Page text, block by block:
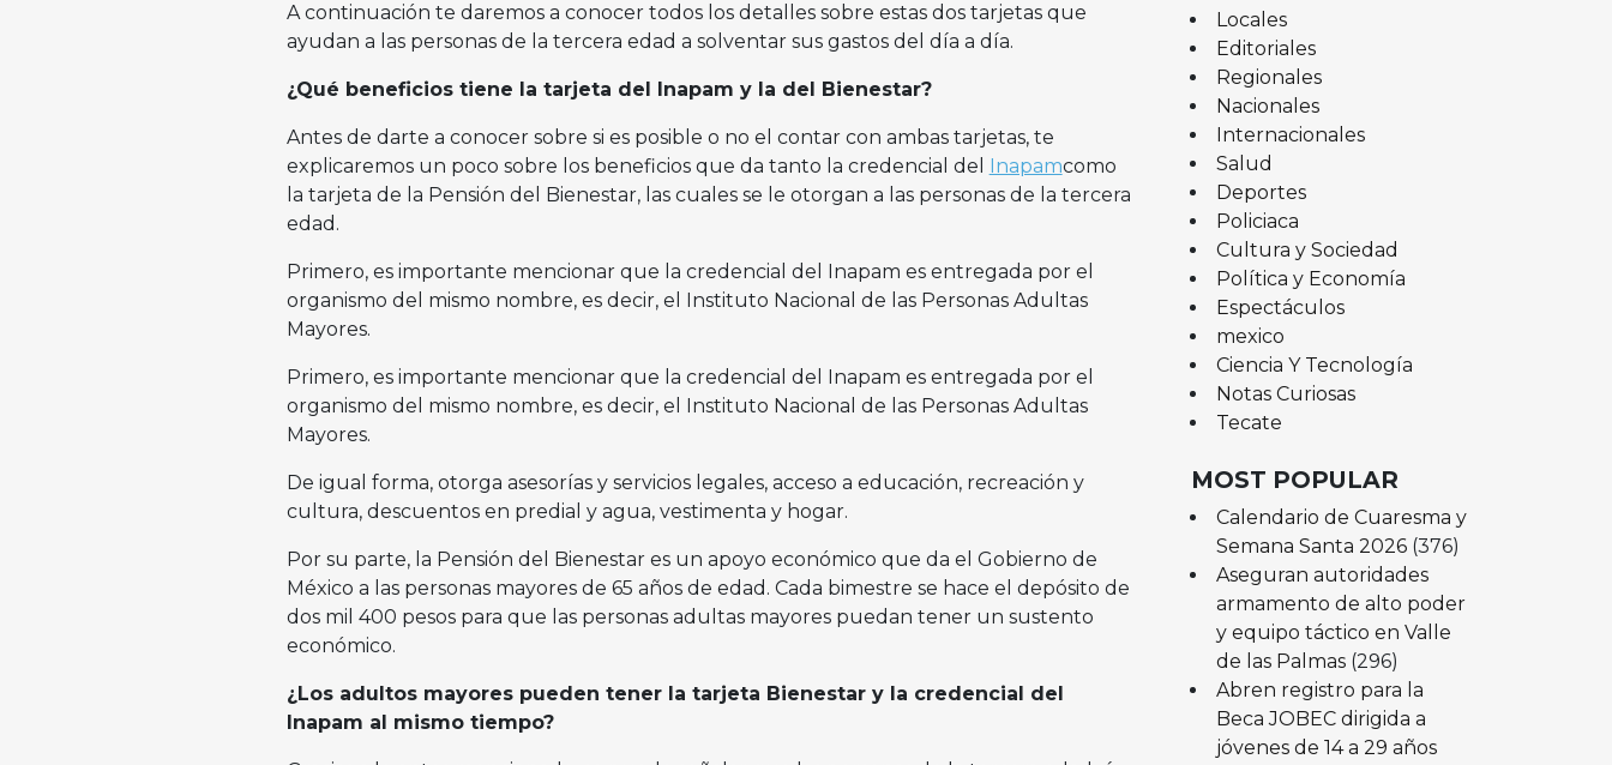
A continuación te daremos a conocer todos los detalles sobre estas dos tarjetas que
ayudan a las personas de la tercera edad a solventar sus gastos del día a día.
¿Qué beneficios tiene la tarjeta del Inapam y la del Bienestar?
Antes de darte a conocer sobre si es posible o no el contar con ambas tarjetas, te
explicaremos un poco sobre los beneficios que da tanto la credencial del
Inapamcomo
la tarjeta de la Pensión del Bienestar, las cuales se le otorgan a las personas de la tercera
edad.
Primero, es importante mencionar que la credencial del Inapam es entregada por el
organismo del mismo nombre, es decir, el Instituto Nacional de las Personas Adultas
Mayores.
Primero, es importante mencionar que la credencial del Inapam es entregada por el
organismo del mismo nombre, es decir, el Instituto Nacional de las Personas Adultas
Mayores.
De igual forma, otorga asesorías y servicios legales, acceso a educación, recreación y
cultura, descuentos en predial y agua, vestimenta y hogar.
Por su parte, la Pensión del Bienestar es un apoyo económico que da el Gobierno de
México a las personas mayores de 65 años de edad. Cada bimestre se hace el depósito de
dos mil 400 pesos para que las personas adultas mayores puedan tener un sustento
económico.
¿Los adultos mayores pueden tener la tarjeta Bienestar y la credencial del
Inapam al mismo tiempo?
Locales
Editoriales
Regionales
Nacionales
Internacionales
Salud
Deportes
Policiaca
Cultura y Sociedad
Política y Economía
Espectáculos
mexico
Ciencia Y Tecnología
Notas Curiosas
Tecate
MOST POPULAR
Calendario de Cuaresma y
Semana Santa 2026 (376)
Aseguran autoridades
armamento de alto poder
y equipo táctico en Valle
de las Palmas (296)
Abren registro para la
Beca JOBEC dirigida a
jóvenes de 14 a 29 años